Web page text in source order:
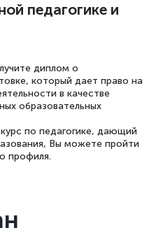
все детали.
огромное
на время
система
возникло ни на
педагогике и
диплом о
который дает право на
в качестве
образовательных
по педагогике, дающий
Вы можете пройти
профиля.